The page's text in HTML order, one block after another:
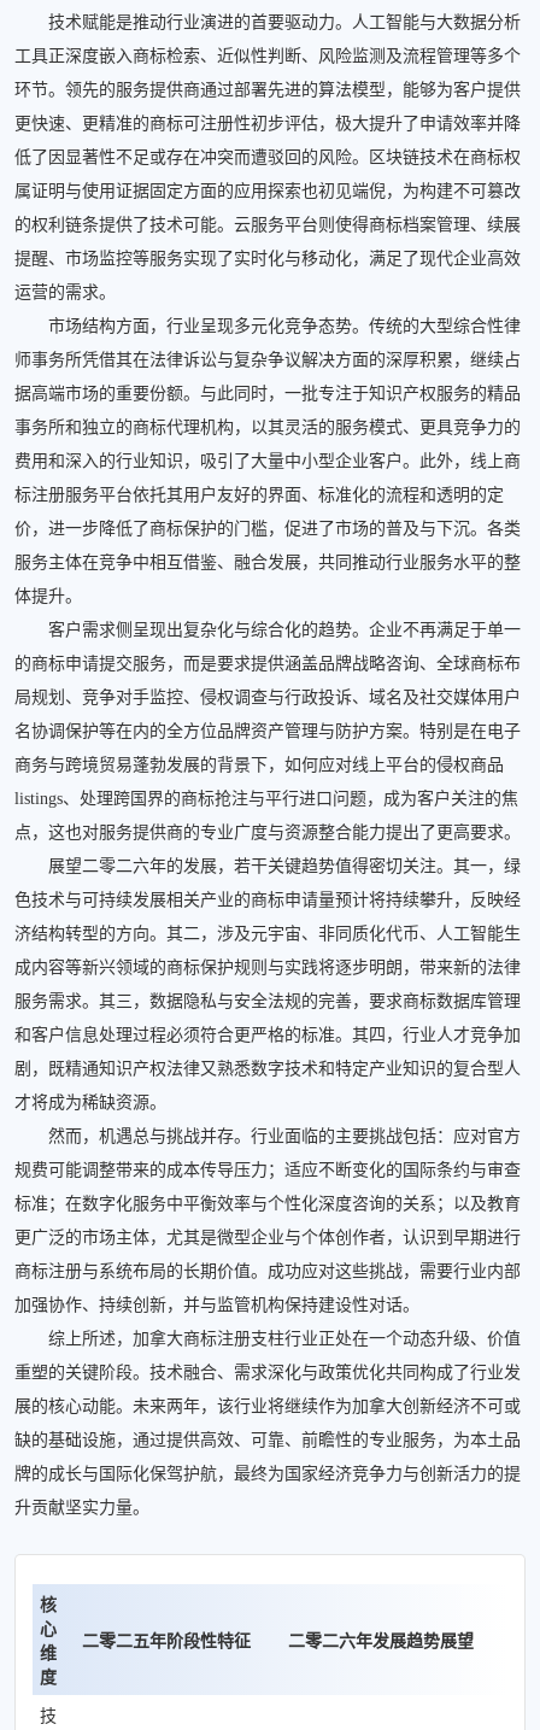
技术赋能是推动行业演进的首要驱动力。人工智能与大数据分析
工具正深度嵌入商标检索、近似性判断、风险监测及流程管理等多个
环节。领先的服务提供商通过部署先进的算法模型，能够为客户提供
更快速、更精准的商标可注册性初步评估，极大提升了申请效率并降
低了因显著性不足或存在冲突而遭驳回的风险。区块链技术在商标权
属证明与使用证据固定方面的应用探索也初见端倪，为构建不可篡改
的权利链条提供了技术可能。云服务平台则使得商标档案管理、续展
提醒、市场监控等服务实现了实时化与移动化，满足了现代企业高效
运营的需求。
市场结构方面，行业呈现多元化竞争态势。传统的大型综合性律
师事务所凭借其在法律诉讼与复杂争议解决方面的深厚积累，继续占
据高端市场的重要份额。与此同时，一批专注于知识产权服务的精品
事务所和独立的商标代理机构，以其灵活的服务模式、更具竞争力的
费用和深入的行业知识，吸引了大量中小型企业客户。此外，线上商
标注册服务平台依托其用户友好的界面、标准化的流程和透明的定
价，进一步降低了商标保护的门槛，促进了市场的普及与下沉。各类
服务主体在竞争中相互借鉴、融合发展，共同推动行业服务水平的整
体提升。
客户需求侧呈现出复杂化与综合化的趋势。企业不再满足于单一
的商标申请提交服务，而是要求提供涵盖品牌战略咨询、全球商标布
局规划、竞争对手监控、侵权调查与行政投诉、域名及社交媒体用户
名协调保护等在内的全方位品牌资产管理与防护方案。特别是在电子
商务与跨境贸易蓬勃发展的背景下，如何应对线上平台的侵权商品
listings、处理跨国界的商标抢注与平行进口问题，成为客户关注的焦
点，这也对服务提供商的专业广度与资源整合能力提出了更高要求。
展望二零二六年的发展，若干关键趋势值得密切关注。其一，绿
色技术与可持续发展相关产业的商标申请量预计将持续攀升，反映经
济结构转型的方向。其二，涉及元宇宙、非同质化代币、人工智能生
成内容等新兴领域的商标保护规则与实践将逐步明朗，带来新的法律
服务需求。其三，数据隐私与安全法规的完善，要求商标数据库管理
和客户信息处理过程必须符合更严格的标准。其四，行业人才竞争加
剧，既精通知识产权法律又熟悉数字技术和特定产业知识的复合型人
才将成为稀缺资源。
然而，机遇总与挑战并存。行业面临的主要挑战包括：应对官方
规费可能调整带来的成本传导压力；适应不断变化的国际条约与审查
标准；在数字化服务中平衡效率与个性化深度咨询的关系；以及教育
更广泛的市场主体，尤其是微型企业与个体创作者，认识到早期进行
商标注册与系统布局的长期价值。成功应对这些挑战，需要行业内部
加强协作、持续创新，并与监管机构保持建设性对话。
综上所述，加拿大商标注册支柱行业正处在一个动态升级、价值
重塑的关键阶段。技术融合、需求深化与政策优化共同构成了行业发
展的核心动能。未来两年，该行业将继续作为加拿大创新经济不可或
缺的基础设施，通过提供高效、可靠、前瞻性的专业服务，为本土品
牌的成长与国际化保驾护航，最终为国家经济竞争力与创新活力的提
升贡献坚实力量。
核
心
维
度
二零二五年阶段性特征 二零二六年发展趋势展望
技